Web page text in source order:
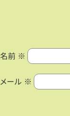
名前 ※
メール ※